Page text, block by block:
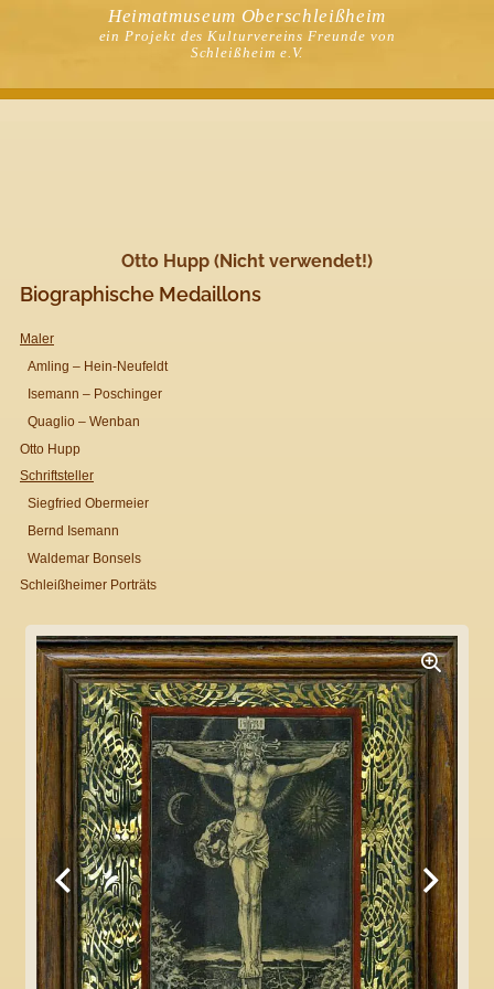
Heimatmuseum Oberschleißheim
ein Projekt des Kulturvereins Freunde von
Schleißheim e.V.
Otto Hupp (Nicht verwendet!)
Biographische Medaillons
Maler
Amling – Hein-Neufeldt
Isemann – Poschinger
Quaglio – Wenban
Otto Hupp
Schriftsteller
Siegfried Obermeier
Bernd Isemann
Waldemar Bonsels
Schleißheimer Porträts